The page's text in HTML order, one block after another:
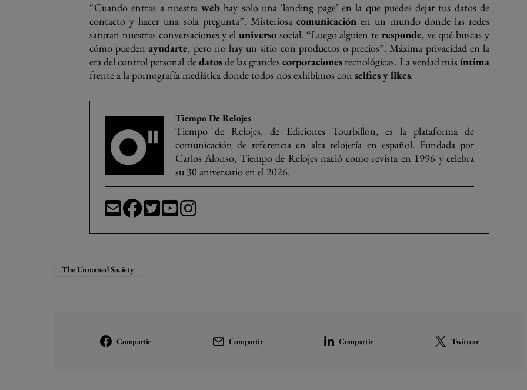
“Cuando entras a nuestraweb hay solo una ‘landing page’ en la que puedes dejar tus datos de
contacto y hacer una sola pregunta”. Misteriosacomunicación en un mundo donde las redes
saturan nuestras conversaciones y el universosocial. “Luego alguien te responde, ve qué buscas y
cómo puedenayudarte, pero no hay un sitio con productos o precios”. Máxima privacidad en la
era del control personal dedatosde las grandescorporacionestecnológicas. La verdad másíntima
frente a la pornografía mediática donde todos nos exhibimos con selfies y likes.
Tiempo De Relojes
Tiempo de Relojes, de Ediciones Tourbillon, es la plataforma de
comunicación de referencia en alta relojería en español. Fundada por
Carlos Alonso, Tiempo de Relojes nació como revista en 1996 y celebra
su 30 aniversario en el 2026.
The Unnamed Society
Compartir Compartir Compartir Twittear